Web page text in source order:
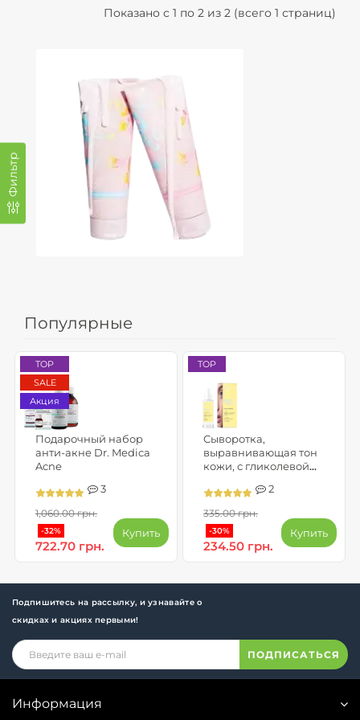
Фильтр
Показано с 1 по 2 из 2 (всего 1 страниц)
Популярные
TOP
SALE
Акция
Подарочный набор
анти-акне Dr. Medica
Acne
3
1,060.00 грн.
-32%
722.70 грн.
Купить
TOP
Сыворотка,
выравнивающая тон
кожи, с гликолевой
и феруловой кислотой -
GOOD SKIN GLOW
BOOST
2
335.00 грн.
-30%
234.50 грн.
Купить
Подпишитесь на рассылку, и узнавайте о
скидках и акциях первыми!
ПОДПИСАТЬСЯ
Информация